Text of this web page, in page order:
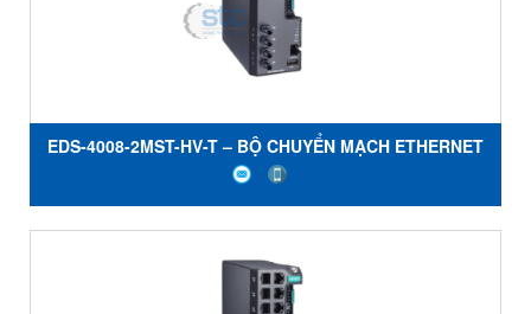
EDS-4008-2MST-HV-T – BỘ CHUYỂN MẠCH ETHERNET
- MOXA